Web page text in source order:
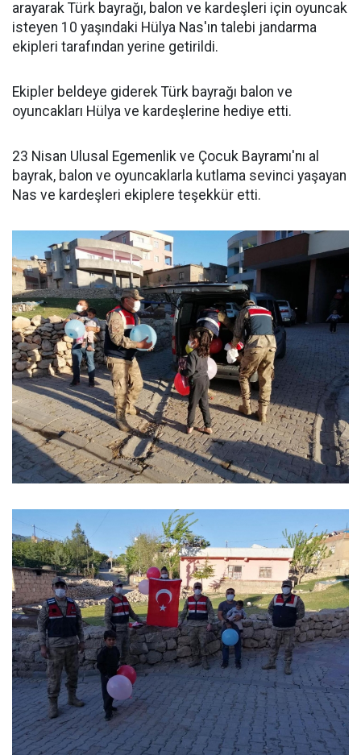
arayarak Türk bayrağı, balon ve kardeşleri için oyuncak
isteyen 10 yaşındaki Hülya Nas'ın talebi jandarma
ekipleri tarafından yerine getirildi.
Ekipler beldeye giderek Türk bayrağı balon ve
oyuncakları Hülya ve kardeşlerine hediye etti.
23 Nisan Ulusal Egemenlik ve Çocuk Bayramı'nı al
bayrak, balon ve oyuncaklarla kutlama sevinci yaşayan
Nas ve kardeşleri ekiplere teşekkür etti.